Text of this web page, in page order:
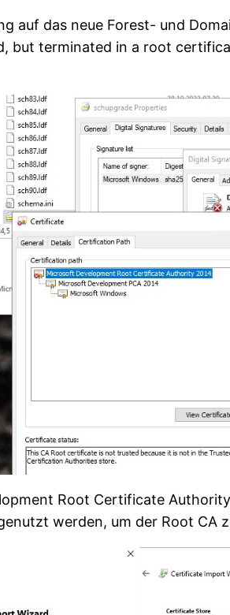
auf das neue Forest- und
but terminated in a root
Root Certificate
werden, um der Root CA